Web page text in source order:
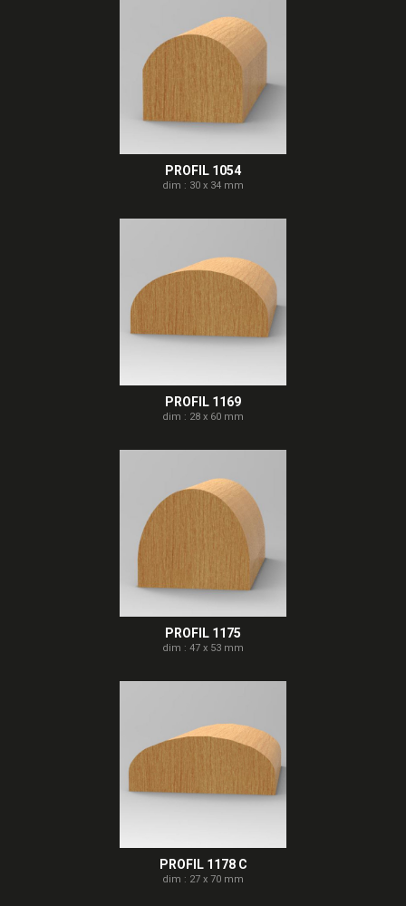
PROFIL 1054
dim : 30 x 34 mm
PROFIL 1169
dim : 28 x 60 mm
PROFIL 1175
dim : 47 x 53 mm
PROFIL 1178 C
dim : 27 x 70 mm